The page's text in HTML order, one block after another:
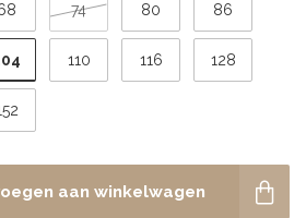
74 80 86
110 116 128
aan winkelwagen